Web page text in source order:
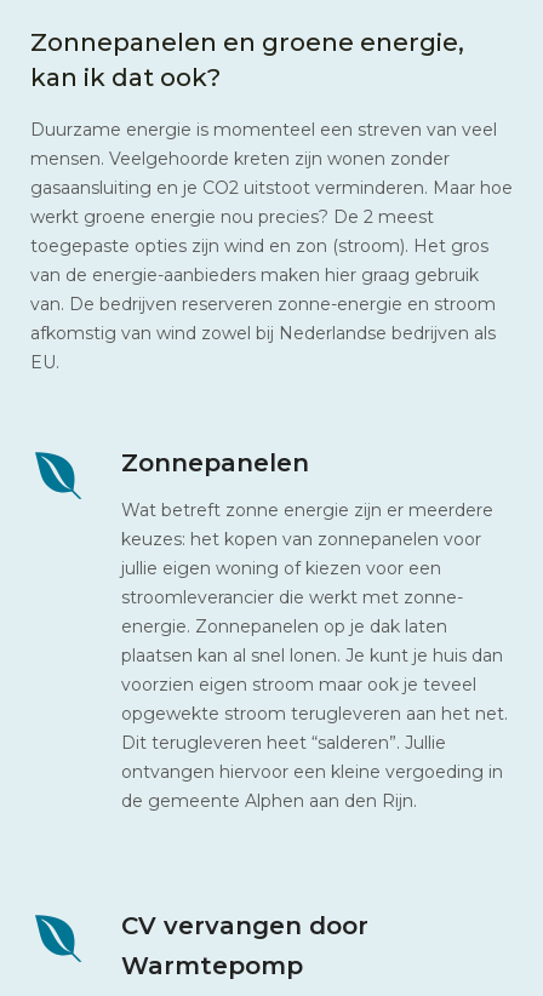
Zonnepanelen en groene energie,
kan ik dat ook?
Duurzame energie is momenteel een streven van veel
mensen. Veelgehoorde kreten zijn wonen zonder
gasaansluiting en je CO2 uitstoot verminderen. Maar hoe
werkt groene energie nou precies? De 2 meest
toegepaste opties zijn wind en zon (stroom). Het gros
van de energie-aanbieders maken hier graag gebruik
van. De bedrijven reserveren zonne-energie en stroom
afkomstig van wind zowel bij Nederlandse bedrijven als
EU.
Zonnepanelen
Wat betreft zonne energie zijn er meerdere
keuzes: het kopen van zonnepanelen voor
jullie eigen woning of kiezen voor een
stroomleverancier die werkt met zonne-
energie. Zonnepanelen op je dak laten
plaatsen kan al snel lonen. Je kunt je huis dan
voorzien eigen stroom maar ook je teveel
opgewekte stroom terugleveren aan het net.
Dit terugleveren heet “salderen”. Jullie
ontvangen hiervoor een kleine vergoeding in
de gemeente Alphen aan den Rijn.
CV vervangen door
Warmtepomp